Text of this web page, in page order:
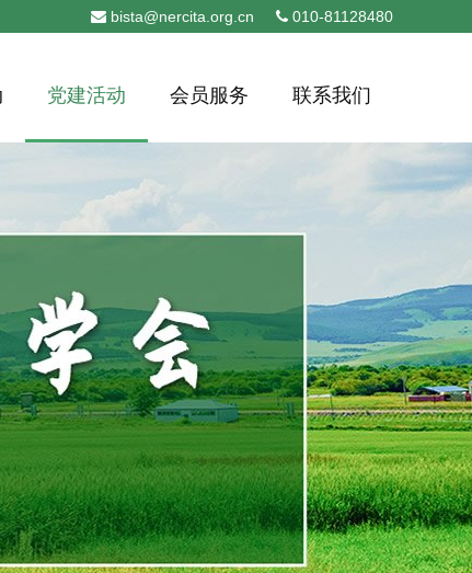
bista@nercita.org.cn 010-81128480
党建活动 会员服务 联系我们